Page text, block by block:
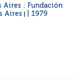
Aires : Fundación
Aires
1979